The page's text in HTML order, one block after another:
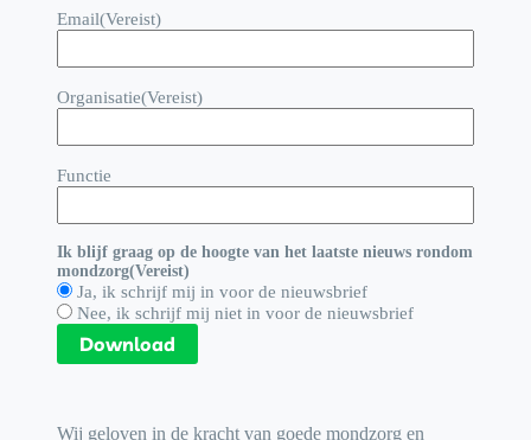
Email(Vereist)
Organisatie(Vereist)
Functie
Ik blijf graag op de hoogte van het laatste nieuws rondom
mondzorg(Vereist)
Ja, ik schrijf mij in voor de nieuwsbrief
Nee, ik schrijf mij niet in voor de nieuwsbrief
Wij geloven in de kracht van goede mondzorg en